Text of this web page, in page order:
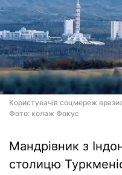
Користувачів соцмереж
Фото: колаж Фокус
Мандрівник з
столицю